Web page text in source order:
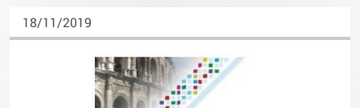
18/11/2019